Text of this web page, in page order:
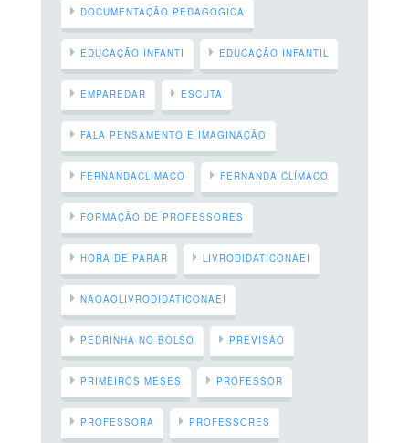
DOCUMENTAÇÃO PEDAGOGICA
EDUCAÇÃO INFANTI EDUCAÇÃO INFANTIL
EMPAREDAR ESCUTA
FALA PENSAMENTO E IMAGINAÇÃO
FERNANDACLIMACO FERNANDA CLÍMACO
FORMAÇÃO DE PROFESSORES
HORA DE PARAR LIVRODIDATICONAEI
NAOAOLIVRODIDATICONAEI
PEDRINHA NO BOLSO PREVISÃO
PRIMEIROS MESES PROFESSOR
PROFESSORA PROFESSORES